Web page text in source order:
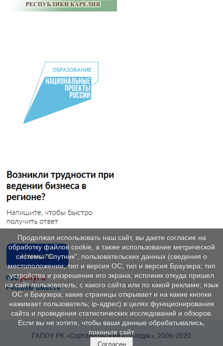
ГАПОУ РК «Сортавальский колледж», 2006-2020
Продолжая использовать наш сайт, вы даете согласие на
обработку файлов cookie, а также использование метрической
системы "Спутник", пользовательских данных (сведения о
местоположении; тип и версия ОС; тип и версия Браузера; тип
устройства и разрешение его экрана; источник откуда пришел
на сайт пользователь; с какого сайта или по какой рекламе; язык
ОС и Браузера; какие страницы открывает и на какие кнопки
нажимает пользователь; ip-адрес) в целях функционирования
сайта и проведения статистических исследований и обзоров.
Если вы не хотите, чтобы ваши данные обрабатывались,
покиньте сайт.
Согласен